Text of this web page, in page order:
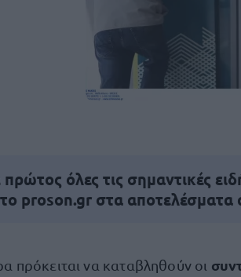
όλες τις σημαντικές
proson.gr στα αποτελέσματα
πρόκειται να καταβληθούν οι